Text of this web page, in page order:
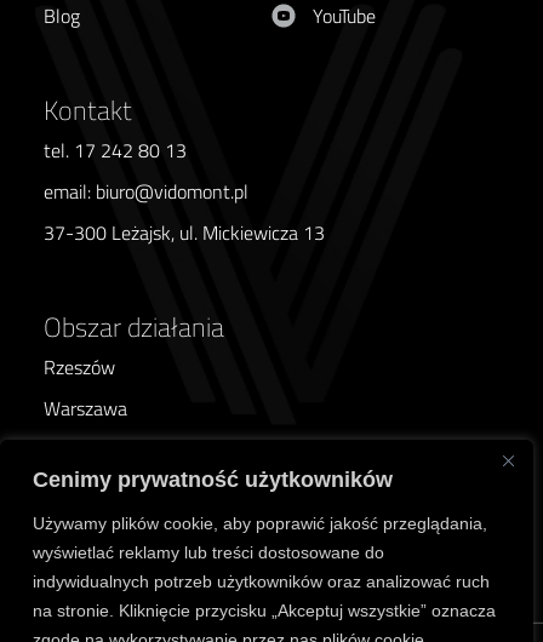
Cenimy prywatność użytkowników
Używamy plików cookie, aby poprawić jakość przeglądania,
wyświetlać reklamy lub treści dostosowane do
indywidualnych potrzeb użytkowników oraz analizować ruch
na stronie. Kliknięcie przycisku „Akceptuj wszystkie” oznacza
Blog
YouTube
Kontakt
tel. 17 242 80 13
email: biuro@vidomont.pl
37-300 Leżajsk, ul. Mickiewicza 13
Obszar działania
Rzeszów
Warszawa
Poznań
Wrocław
Kraków
Lublin